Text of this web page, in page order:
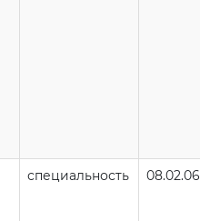
специальность 08.02.06